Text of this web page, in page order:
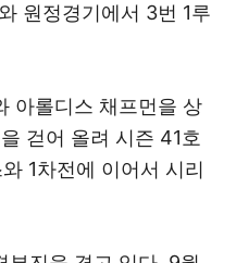
원정경기에서 3번 1루
아롤디스 채프먼을 상
걷어 올려 시즌 41호
1차전에 이어서 시리